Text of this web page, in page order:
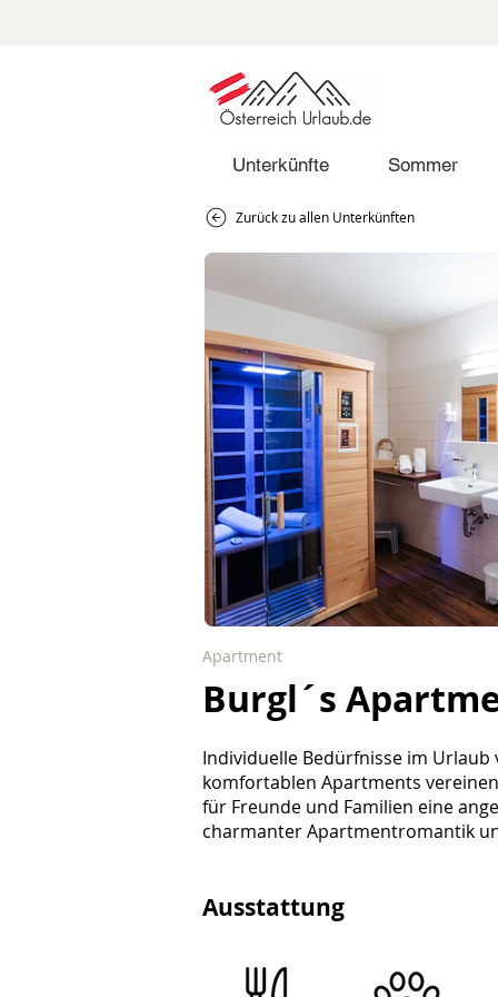
Unterkünfte Sommer
Zurück zu allen Unterkünften
Apartment
Burgl´s
Individuelle Bedürfnisse im Urlaub
komfortablen Apartments
für Freunde und Familien eine
charmanter Apartmentromantik
Ausstattung